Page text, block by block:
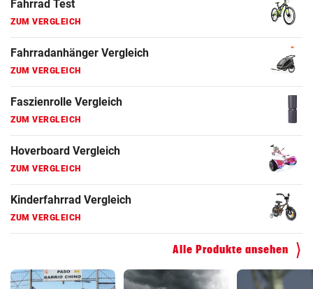
Fahrrad Test
ZUM VERGLEICH
Fahrradanhänger Vergleich
ZUM VERGLEICH
Faszienrolle Vergleich
ZUM VERGLEICH
Hoverboard Vergleich
ZUM VERGLEICH
Kinderfahrrad Vergleich
ZUM VERGLEICH
Alle Produkte ansehen